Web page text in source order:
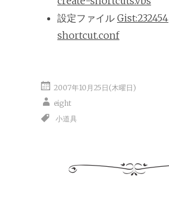
設定ファイル Gist:232454
shortcut.conf
2007年10月25日(木曜日)
eight
小道具